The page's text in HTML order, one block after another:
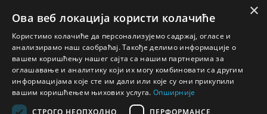
×
Ова веб локација користи колачиће
Користимо колачиће да персонализујемо садржај, огласе и
анализирамо наш саобраћај. Такође делимо информације о
вашем коришћењу нашег сајта са нашим партнерима за
оглашавање и аналитику који их могу комбиновати са другим
информацијама које сте им дали или које су они прикупили
вашим коришћењем њихових услуга. Опширније
СТРОГО НЕОПХОДНО
ПЕРФОРМАНСЕ